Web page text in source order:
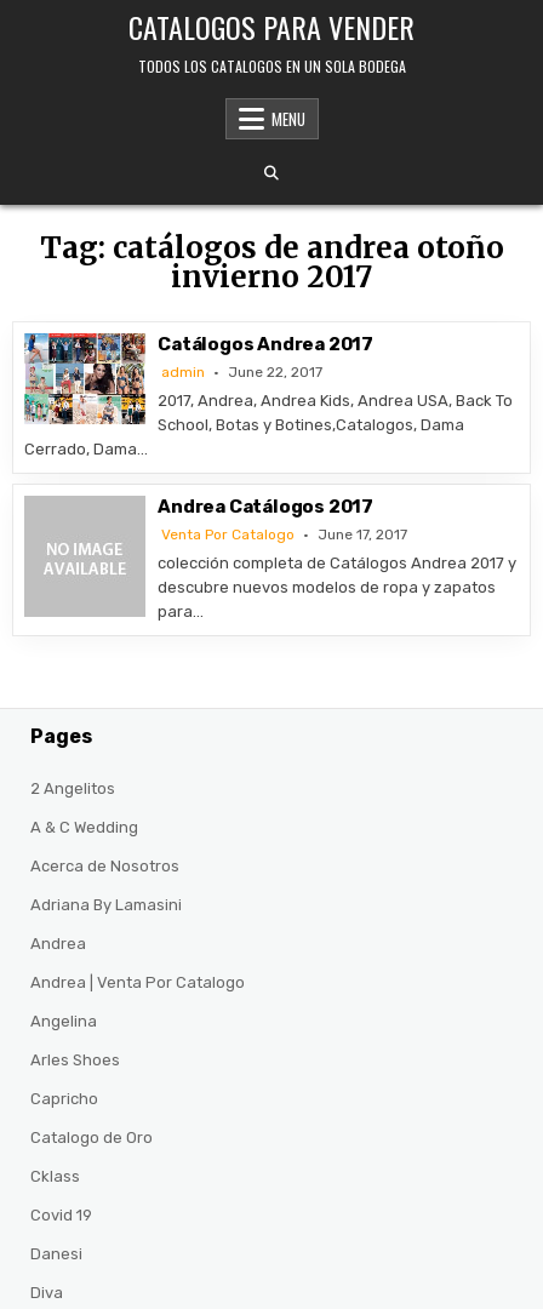
CATALOGOS PARA VENDER
TODOS LOS CATALOGOS EN UN SOLA BODEGA
MENU
Tag: catálogos de andrea otoño
invierno 2017
Catálogos Andrea 2017
admin June 22, 2017
2017, Andrea, Andrea Kids, Andrea USA, Back To
School, Botas y Botines,Catalogos, Dama
Cerrado, Dama…
Andrea Catálogos 2017
Venta Por Catalogo June 17, 2017
colección completa de Catálogos Andrea 2017 y
descubre nuevos modelos de ropa y zapatos
para…
Pages
2 Angelitos
A & C Wedding
Acerca de Nosotros
Adriana By Lamasini
Andrea
Andrea | Venta Por Catalogo
Angelina
Arles Shoes
Capricho
Catalogo de Oro
Cklass
Covid 19
Danesi
Diva